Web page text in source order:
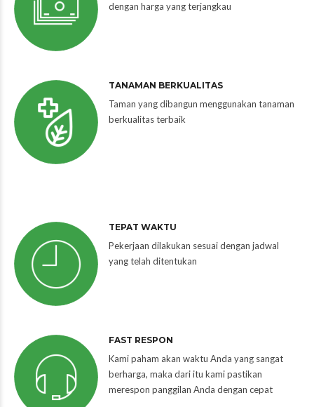
dengan harga yang terjangkau
TANAMAN BERKUALITAS
Taman yang dibangun menggunakan tanaman
berkualitas terbaik
TEPAT WAKTU
Pekerjaan dilakukan sesuai dengan jadwal
yang telah ditentukan
FAST RESPON
Kami paham akan waktu Anda yang sangat
berharga, maka dari itu kami pastikan
merespon panggilan Anda dengan cepat